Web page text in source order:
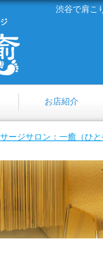
渋谷で肩こ
お店紹介
ージサロン：一癒（ひと